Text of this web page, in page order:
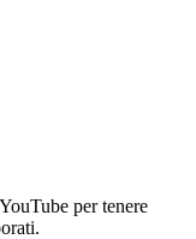
per tenere